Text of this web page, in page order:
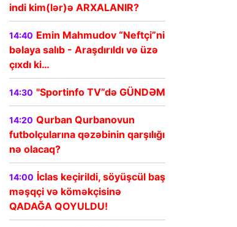
indi kim(lər)ə ARXALANIR?
14:40 Emin Mahmudov “Neftçi”ni
bəlaya salıb - Araşdırıldı və üzə
çıxdı ki…
14:30 "Sportinfo TV”də GÜNDƏM
14:20 Qurban Qurbanovun
futbolçularına qəzəbinin qarşılığı
nə olacaq?
14:00 İclas keçirildi, söyüşcül baş
məşqçi və köməkçisinə
QADAĞA QOYULDU!